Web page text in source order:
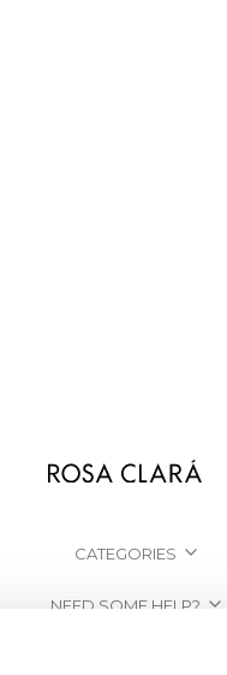
CATEGORIES
NEED SOME HELP?